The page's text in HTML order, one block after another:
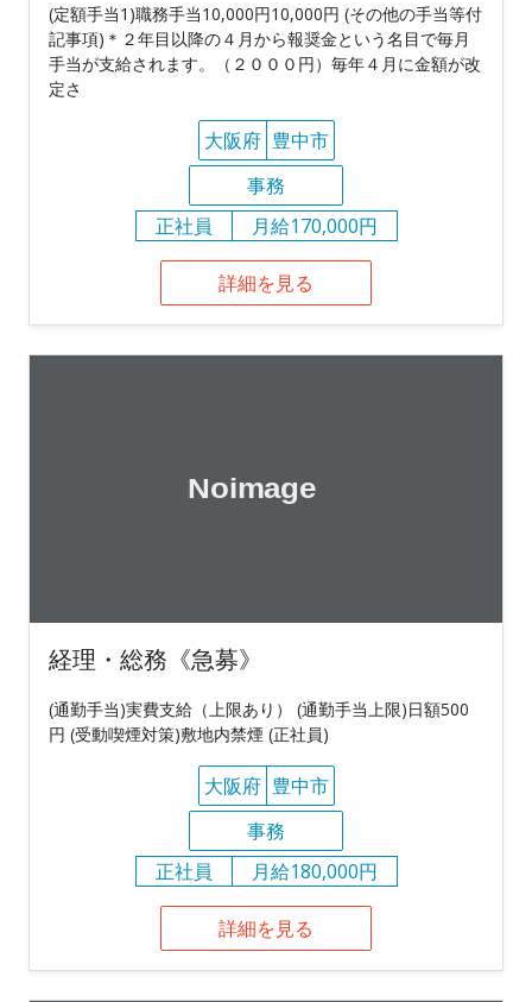
(定額手当1)職務手当10,000円10,000円 (その他の手当等付
記事項)＊２年目以降の４月から報奨金という名目で毎月
手当が支給されます。（２０００円）毎年４月に金額が改
定さ
大阪府 豊中市
事務
正社員
月給170,000円
詳細を見る
経理・総務《急募》
(通勤手当)実費支給（上限あり） (通勤手当上限)日額500
円 (受動喫煙対策)敷地内禁煙 (正社員)
大阪府 豊中市
事務
正社員
月給180,000円
詳細を見る